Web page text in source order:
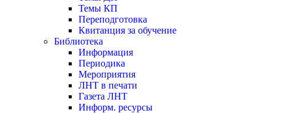
Темы КП
Переподготовка
Квитанция за обучение
Библиотека
Информация
Периодика
Мероприятия
ЛНТ в печати
Газета ЛНТ
Информ. ресурсы